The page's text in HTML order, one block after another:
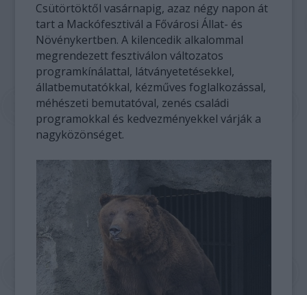
Csütörtöktől vasárnapig, azaz négy napon át
tart a Mackófesztivál a Fővárosi Állat- és
Növénykertben. A kilencedik alkalommal
megrendezett fesztiválon változatos
programkínálattal, látványetetésekkel,
állatbemutatókkal, kézműves foglalkozással,
méhészeti bemutatóval, zenés családi
programokkal és kedvezményekkel várják a
nagyközönséget.